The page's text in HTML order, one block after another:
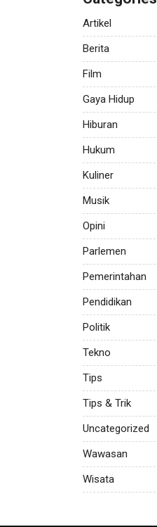
Artikel
Berita
Film
Gaya Hidup
Hiburan
Hukum
Kuliner
Musik
Opini
Parlemen
Pemerintahan
Pendidikan
Politik
Tekno
Tips
Tips & Trik
Uncategorized
Wawasan
Wisata